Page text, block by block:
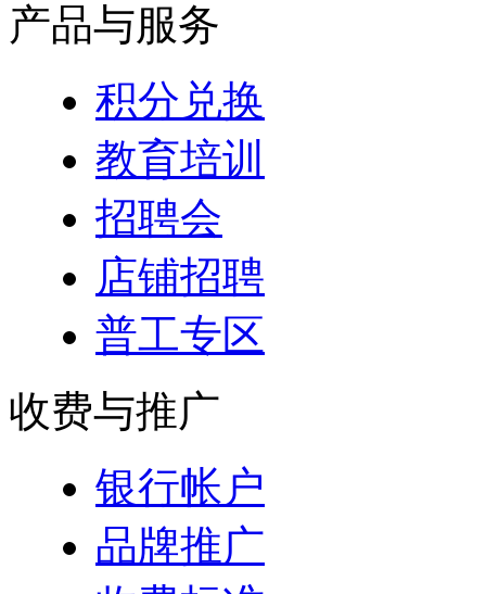
产品与服务
积分兑换
教育培训
招聘会
店铺招聘
普工专区
收费与推广
银行帐户
品牌推广